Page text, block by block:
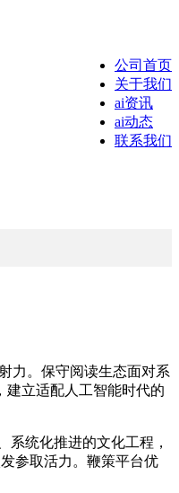
公司首页
关于我们
ai资讯
ai动态
联系我们
力。保守阅读生态面对系
立适配人工智能时代的
统化推进的文化工程，
参取活力。鞭策平台优